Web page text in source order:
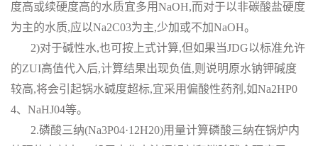
度高或续硬度高的水质宜多用NaOH,而对于以非碳酸盐硬度
为主的水质,应以Na2C03为主,少加或不加NaOH。
2)对于碱性水,也可按上式计算,但如果当JDG以标准允许
的ZUI高值代入后,计算结果出现负值,则说明原水钠钾碱度
较高,将会引起锅水碱度超标,宜采用偏酸性药剂,如Na2HP0
4、NaHJ04等。
2.磷酸三纳(Na3P04·12H20)用量计算磷酸三纳在锅炉内